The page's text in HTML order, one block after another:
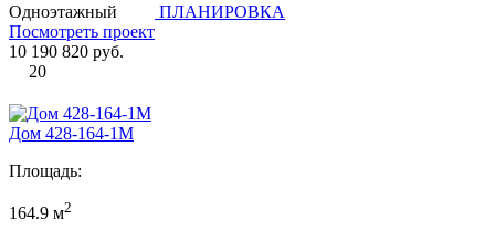
Одноэтажный
ПЛАНИРОВКА
Посмотреть проект
10 190 820 руб.
20
Дом 428-164-1М
Площадь:
164.9 м2